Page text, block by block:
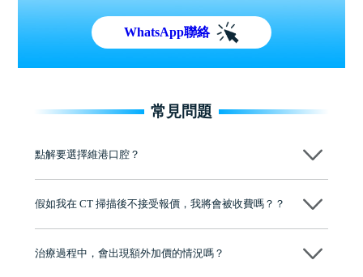
WhatsApp聯絡
常見問題
點解要選擇維港口腔？
牌」、「2025香港企業領袖品牌」，是諾貝爾種植系統全球放心植牙中
至今已服務超過三十個國家和地區的顧客，受到粵港澳大灣區及周邊城
有咨詢及服務保障中心，有任何問題都可以隨時預約免費咨詢，讓人十
假如我在 CT 掃描後不接受報價，我將會被收費嗎？？
治療過程中，會出現額外加價的情況嗎？